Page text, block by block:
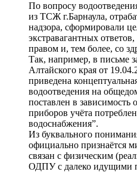
По вопросу
из ТСЖ г.Барнаула,
надзора, сформировали
экстравагантных
правом и, тем более, со
Так, например, в письме
Алтайского края от
приведена
водоотведения на
поставлен в
приборов учёта
водоснабжения”.
Из буквального
официально признаётся
связан с физическим
ОДПУ с далеко идущими